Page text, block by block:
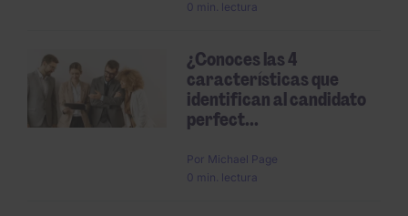
0 min. lectura
¿Conoces las 4
características que
identifican al candidato
perfect...
Por Michael Page
0 min. lectura